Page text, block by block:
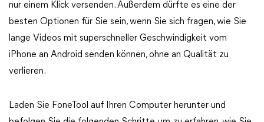
nur einem Klick versenden. Außerdem dürfte es eine der
besten Optionen für Sie sein, wenn Sie sich fragen, wie Sie
lange Videos mit superschneller Geschwindigkeit vom
iPhone an Android senden können, ohne an Qualität zu
verlieren.
Laden Sie FoneTool auf Ihren Computer herunter und